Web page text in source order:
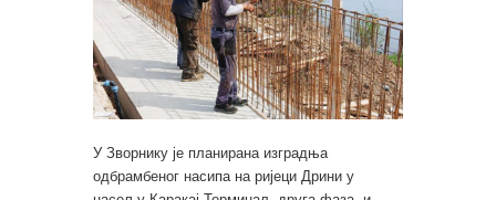
У Зворнику је планирана изградња
одбрамбеног насипа на ријеци Дрини у